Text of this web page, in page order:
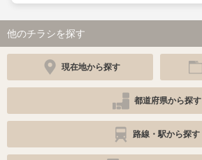
他のチラシを探す
現在地から探す
都道府県から探す
路線・駅から探す